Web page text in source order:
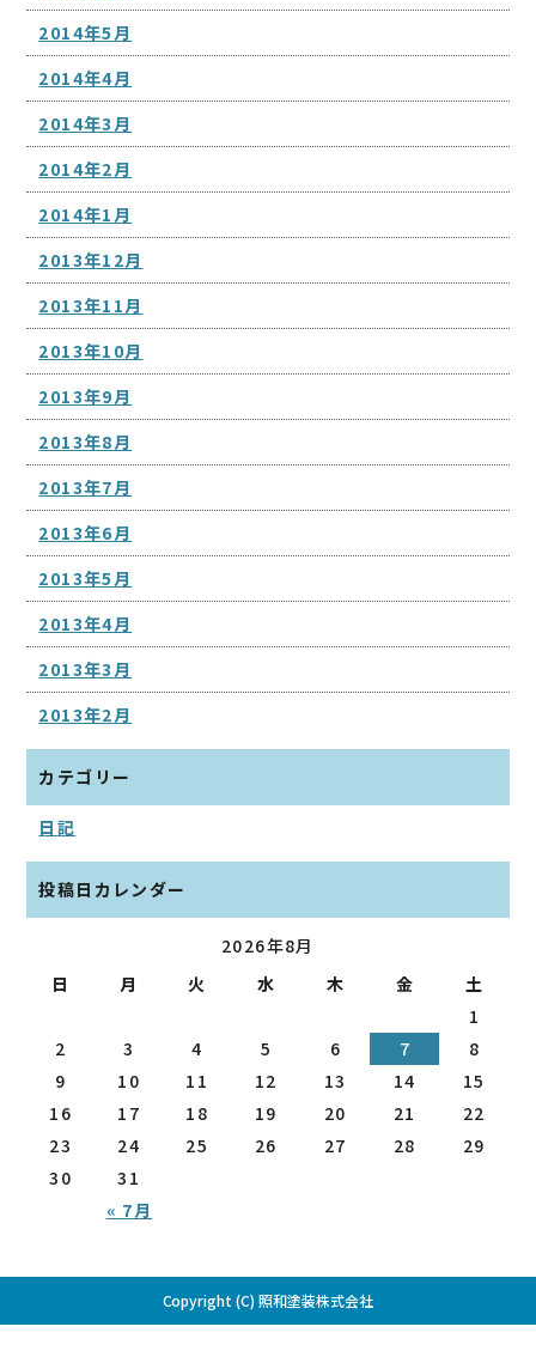
2014年5月
2014年4月
2014年3月
2014年2月
2014年1月
2013年12月
2013年11月
2013年10月
2013年9月
2013年8月
2013年7月
2013年6月
2013年5月
2013年4月
2013年3月
2013年2月
カテゴリー
日記
投稿日カレンダー
2026年8月
日
月 火 水 木 金 土
« 7月
1
2
3 4 5 6 7
8
9
10 11 12 13 14
15
16
17 18 19 20 21
22
23
24 25 26 27 28
29
30
31
Copyright (C) 照和塗装株式会社